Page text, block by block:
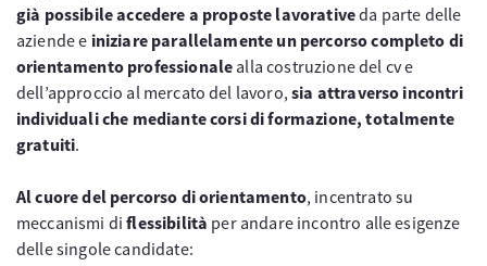
già possibile accedere a proposte lavorativeda parte delle
aziende e iniziare parallelamente un percorso completo di
orientamento professionale alla costruzione del cv e
dell’approccio al mercato del lavoro,sia attraverso incontri
individuali che mediante corsi di formazione, totalmente
gratuiti.
Al cuore del percorso di orientamento, incentrato su
meccanismi diflessibilità per andare incontro alle esigenze
delle singole candidate: